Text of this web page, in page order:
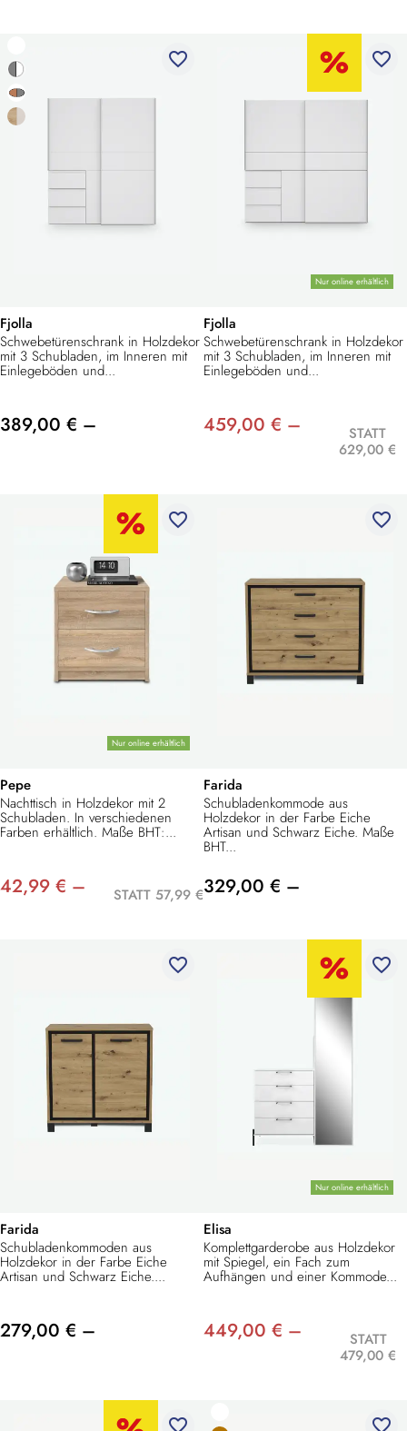
favorite_border
Fjolla
Schwebetürenschrank in Holzdekor
mit 3 Schubladen, im Inneren mit
Einlegeböden und...
389,00 € –
Nur online erhältlich
favorite_border
Fjolla
Schwebetürenschrank in Holzdekor
mit 3 Schubladen, im Inneren mit
Einlegeböden und...
459,00 € –
STATT
629,00 €
Nur online erhältlich
favorite_border
Pepe
Nachttisch in Holzdekor mit 2
Schubladen. In verschiedenen
Farben erhältlich. Maße BHT:...
42,99 € – STATT 57,99 €
favorite_border
Farida
Schubladenkommode aus
Holzdekor in der Farbe Eiche
Artisan und Schwarz Eiche. Maße
BHT...
329,00 € –
favorite_border
Farida
Schubladenkommoden aus
Holzdekor in der Farbe Eiche
Artisan und Schwarz Eiche....
279,00 € –
Nur online erhältlich
favorite_border
Elisa
Komplettgarderobe aus Holzdekor
mit Spiegel, ein Fach zum
Aufhängen und einer Kommode...
449,00 € –
STATT
479,00 €
favorite_border favorite_border